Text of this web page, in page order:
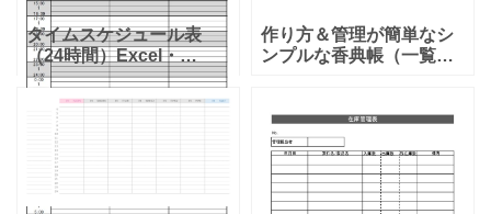
タイムスケジュール表
（24時間）Excel・
Word・PDFのテンプレー
トで個人的な予定や業務
の予定、帰宅後や仕事終
わりの予定などを作成す
る事が可能です。Exc
作り方＆管理が簡単なシ
ンプルな香典帳（一覧
レートとなります。エク
セルで一覧管理を想定し
ている香典帳となります
が、手書き